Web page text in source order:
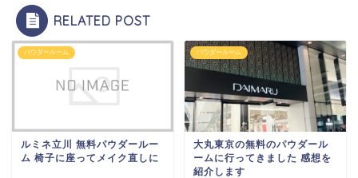
RELATED POST
パウダールーム
ルミネ立川 無料パウダールー
ム 椅子に座ってメイク直しに
パウダールーム
大丸東京の無料のパウダール
ームに行ってきました 感想を
紹介します